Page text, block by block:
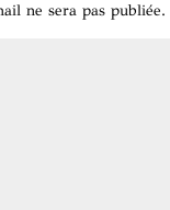
ne sera pas publiée.